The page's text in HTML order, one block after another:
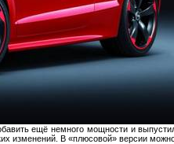
ещё немного мощности и
В «плюсовой» версии можно